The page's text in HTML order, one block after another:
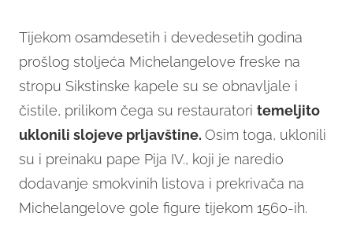
Tijekom osamdesetih i devedesetih godina
prošlog stoljeća Michelangelove freske na
stropu Sikstinske kapele su se obnavljale i
čistile, prilikom čega su restauratori temeljito
uklonili slojeve prljavštine. Osim toga, uklonili
su i preinaku pape Pija IV., koji je naredio
dodavanje smokvinih listova i prekrivača na
Michelangelove gole figure tijekom 1560-ih.